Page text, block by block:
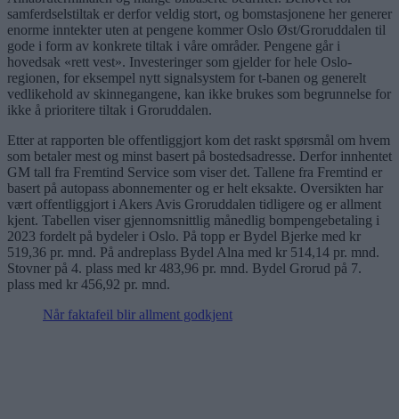
samferdselstiltak er derfor veldig stort, og bomstasjonene her generer
enorme inntekter uten at pengene kommer Oslo Øst/Groruddalen til
gode i form av konkrete tiltak i våre områder. Pengene går i
hovedsak «rett vest». Investeringer som gjelder for hele Oslo-
regionen, for eksempel nytt signalsystem for t-banen og generelt
vedlikehold av skinnegangene, kan ikke brukes som begrunnelse for
ikke å prioritere tiltak i Groruddalen.
Etter at rapporten ble offentliggjort kom det raskt spørsmål om hvem
som betaler mest og minst basert på bostedsadresse. Derfor innhentet
GM tall fra Fremtind Service som viser det. Tallene fra Fremtind er
basert på autopass abonnementer og er helt eksakte. Oversikten har
vært offentliggjort i Akers Avis Groruddalen tidligere og er allment
kjent. Tabellen viser gjennomsnittlig månedlig bompengebetaling i
2023 fordelt på bydeler i Oslo. På topp er Bydel Bjerke med kr
519,36 pr. mnd. På andreplass Bydel Alna med kr 514,14 pr. mnd.
Stovner på 4. plass med kr 483,96 pr. mnd. Bydel Grorud på 7.
plass med kr 456,92 pr. mnd.
Når faktafeil blir allment godkjent